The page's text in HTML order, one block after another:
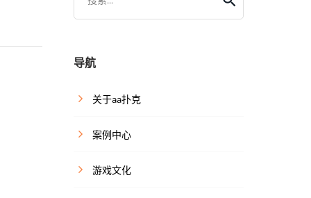
导航
关于aa扑克
案例中心
游戏文化